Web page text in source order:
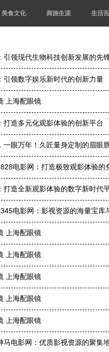
美食文化 商旅生涯 生活
引领现代生物科技创新发展的先
引领数字娱乐新时代的创新力量
上海配眼镜
打造多元化观影体验的创新平台
一眼万年！久匠量身定制的眉眼
电影网：打造极致观影体验的
打造全新观影体验的数字新时代
电影网：影视资源的海量宝库
上海配眼镜
上海配眼镜
上海配眼镜
上海配眼镜
上海配眼镜
马电影网：优质影视资源的聚集